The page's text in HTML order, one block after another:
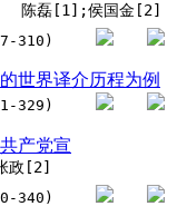
陈磊[1];侯国金[2]
310)
世界译介历程为例
329)
产党宣
政[2]
340)